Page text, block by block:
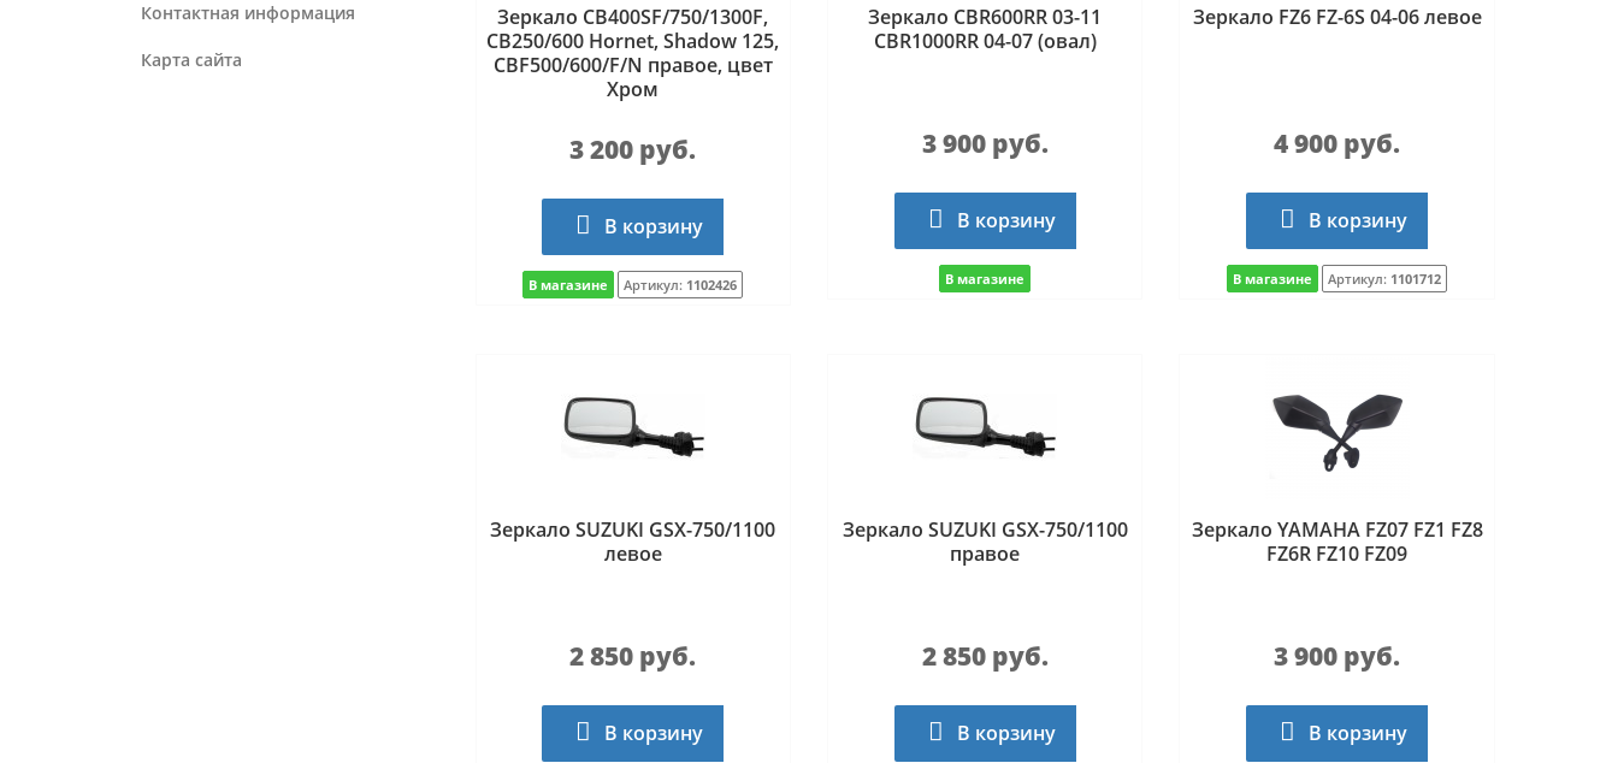
Контактная информация
Карта сайта
Зеркало CB400SF/750/1300F,
CB250/600 Hornet, Shadow 125,
CBF500/600/F/N правое, цвет
Хром
3 200 руб.
В корзину
В магазине Артикул: 1102426
Зеркало CBR600RR 03-11
CBR1000RR 04-07 (овал)
3 900 руб.
В корзину
В магазине
Зеркало FZ6 FZ-6S 04-06 левое
4 900 руб.
В корзину
В магазине Артикул: 1101712
Зеркало SUZUKI GSX-750/1100
левое
2 850 руб.
В корзину
Зеркало SUZUKI GSX-750/1100
правое
2 850 руб.
В корзину
Зеркало YAMAHA FZ07 FZ1 FZ8
FZ6R FZ10 FZ09
3 900 руб.
В корзину